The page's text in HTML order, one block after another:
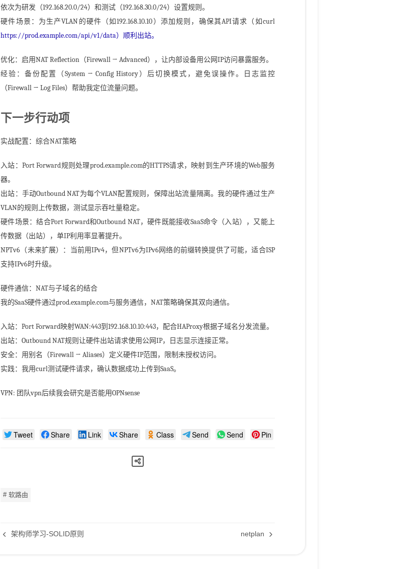
依次为研发（192.168.20.0/24）和测试（192.168.30.0/24）设置规则。
硬件场景：为生产VLAN的硬件（如192.168.10.10）添加规则，确保其API请求（如curl
https://prod.example.com/api/v1/data）顺利出站。
优化：启用NAT Reflection（Firewall → Advanced），让内部设备用公网IP访问暴露服务。
经验：备份配置（System → Config History）后切换模式，避免误操作。日志监控
（Firewall → Log Files）帮助我定位流量问题。
下一步行动项
实战配置：综合NAT策略
入站：Port Forward规则处理prod.example.com的HTTPS请求，映射到生产环境的Web服务
器。
出站：手动Outbound NAT为每个VLAN配置规则，保障出站流量隔离。我的硬件通过生产
VLAN的规则上传数据，测试显示吞吐量稳定。
硬件场景：结合Port Forward和Outbound NAT，硬件既能接收SaaS命令（入站），又能上
传数据（出站），单IP利用率显著提升。
NPTv6（未来扩展）：当前用IPv4，但NPTv6为IPv6网络的前缀转换提供了可能，适合ISP
支持IPv6时升级。
硬件通信：NAT与子域名的结合
我的SaaS硬件通过prod.example.com与服务通信，NAT策略确保其双向通信。
入站：Port Forward映射WAN:443到192.168.10.10:443，配合HAProxy根据子域名分发流量。
出站：Outbound NAT规则让硬件出站请求使用公网IP，日志显示连接正常。
安全：用别名（Firewall → Aliases）定义硬件IP范围，限制未授权访问。
实践：我用curl测试硬件请求，确认数据成功上传到SaaS。
VPN: 团队vpn后续我会研究是否能用OPNsense
Tweet Share Link Share Class Send Send Pin
# 软路由
架构师学习-SOLID原则 netplan